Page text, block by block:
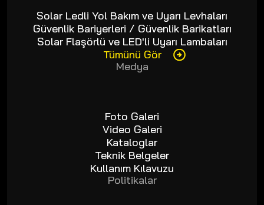
Solar Ledli Yol Bakım ve Uyarı Levhaları
Güvenlik Bariyerleri / Güvenlik Barikatları
Solar Flaşörlü ve LED'li Uyarı Lambaları
Tümünü Gör
Medya
Foto Galeri
Video Galeri
Kataloglar
Teknik Belgeler
Kullanım Kılavuzu
Politikalar